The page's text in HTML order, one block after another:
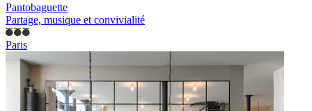
Pantobaguette
Partage, musique et convivialité
Paris